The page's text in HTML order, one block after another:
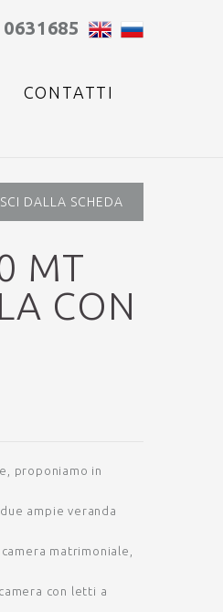
CONTATTI
DALLA SCHEDA
MT
CON
proponiamo in
ampie veranda
matrimoniale,
con letti a